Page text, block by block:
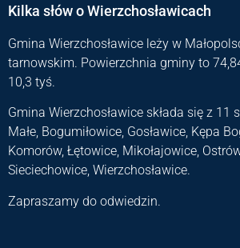
Kilka słów o Wierzchosławicach
Gmina Wierzchosławice leży w
tarnowskim. Powierzchnia gminy to
10,3 tyś.
Gmina Wierzchosławice składa się z 11
Małe, Bogumiłowice, Gosławice, Kępa
Komorów, Łętowice, Mikołajowice,
Sieciechowice, Wierzchosławice.
Zapraszamy do odwiedzin.